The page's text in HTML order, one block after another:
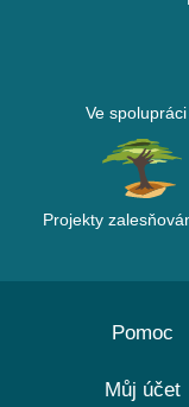
Ve
Projekty
Pomoc
Můj účet